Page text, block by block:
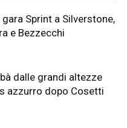
Sprint a Silverstone,
e Bezzecchi
dalle grandi altezze
azzurro dopo Cosetti